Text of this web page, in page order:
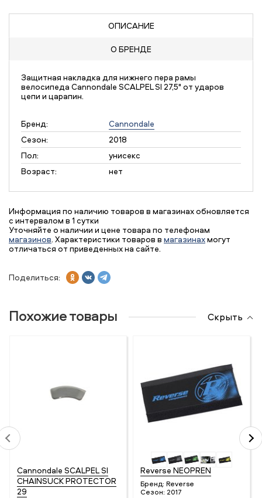
ОПИСАНИЕ
О БРЕНДЕ
Защитная накладка для нижнего пера рамы
велосипеда Cannondale SCALPEL SI 27,5" от ударов
цепи и царапин.
Бренд:
Cannondale
Сезон:
2018
Пол:
унисекс
Возраст:
нет
Информация по наличию товаров в магазинах обновляется
с интервалом в 1 сутки
Уточняйте о наличии и цене товара по телефонам
магазинов. Характеристики товаров в магазинахмогут
отличаться от приведенных на сайте.
Поделиться:
Похожие товары Скрыть
Cannondale SCALPEL SI
CHAINSUCK PROTECTOR
29
Reverse NEOPREN
Бренд: Reverse
Сезон: 2017